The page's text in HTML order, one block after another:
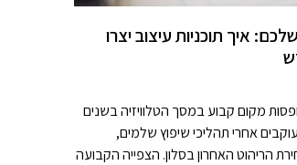
איך תוכניות עיצוב יצרו
מקום קבוע במסך הטלוויזיה בשנים
אחרי תהליכי שיפוץ שלמים,
הריהוט האחרון בסלון. הצפייה הקבועה